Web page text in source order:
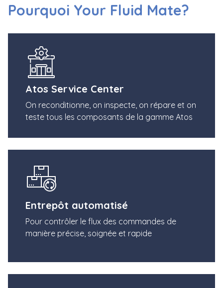
Pourquoi Your Fluid Mate?
Atos Service Center
On reconditionne, on inspecte, on répare et on
teste tous les composants de la gamme Atos
Entrepôt automatisé
Pour contrôler le flux des commandes de
manière précise, soignée et rapide